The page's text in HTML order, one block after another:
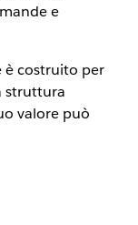
e
è costruito per
struttura
valore può